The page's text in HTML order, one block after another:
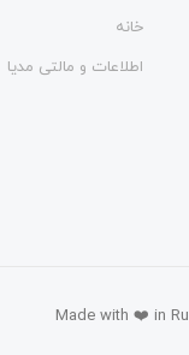
خانه
اطلاعات و مالتی مدیا
Made with ❤️ in